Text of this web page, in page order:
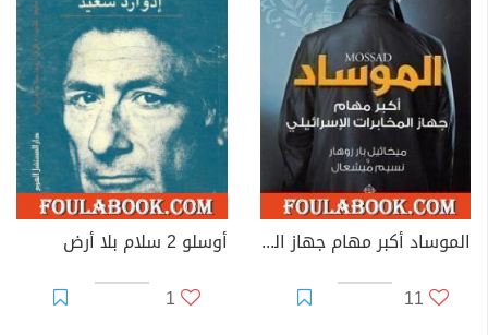
الموساد أكبر مهام جهاز المخابرات الإسرائيلي
11
أوسلو 2 سلام بلا أرض
1